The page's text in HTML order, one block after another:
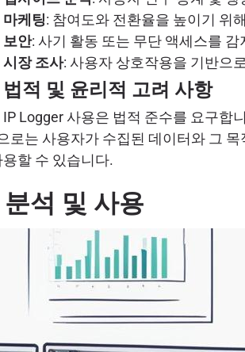
마케팅: 참여도와 전환율을 높이기 위
보안: 사기 활동 또는 무단 액세스를 감
시장 조사: 사용자 상호작용을 기반으
법적 및 윤리적 고려 사항
IP Logger 사용은 법적 준수를 요구합
는 사용자가 수집된 데이터와 그
할 수 있습니다.
석 및 사용